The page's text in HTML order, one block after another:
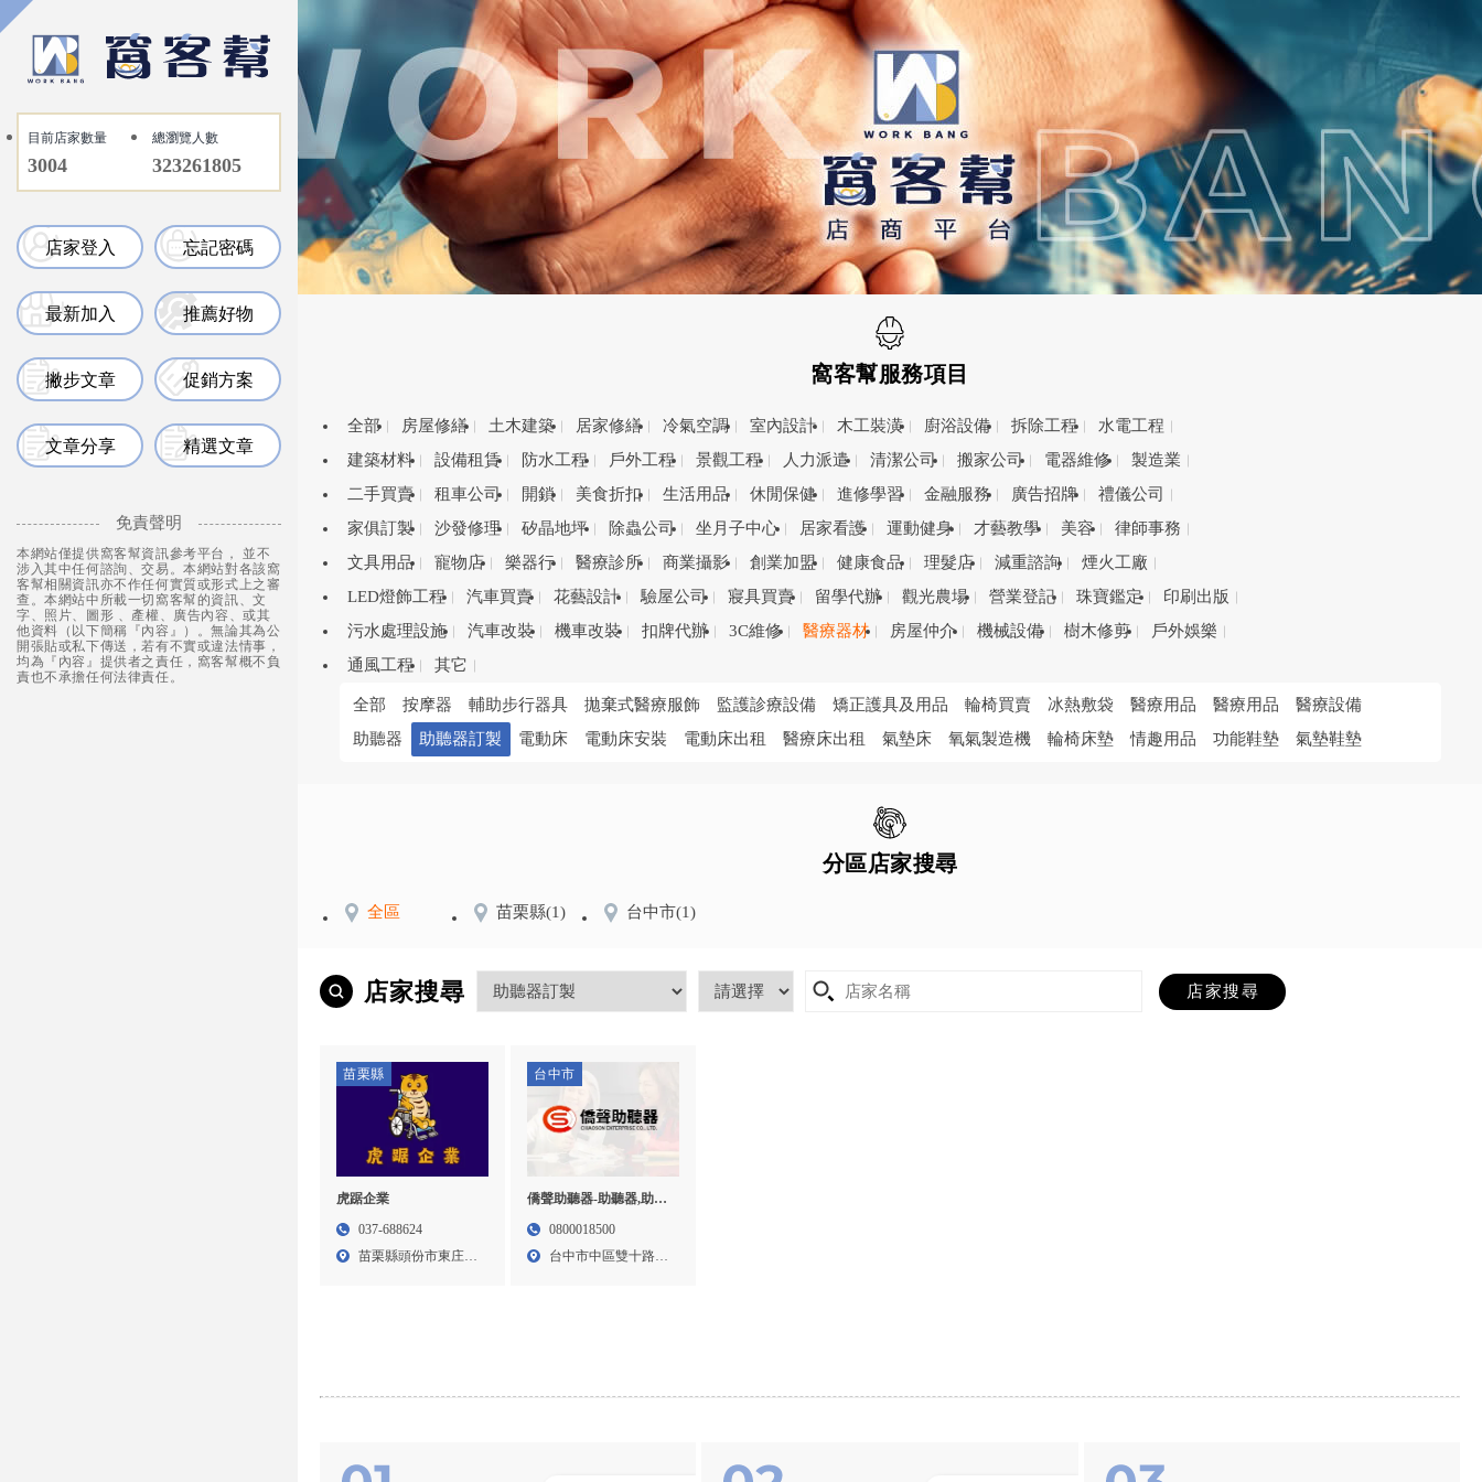
目前店家數量
3004
總瀏覽人數
323261805
店家登入 忘記密碼
最新加入 推薦好物
撇步文章 促銷方案
文章分享 精選文章
免責聲明
本網站僅提供窩客幫資訊參考平台， 並不
涉入其中任何諮詢、交易。本網站對各該窩
客幫相關資訊亦不作任何實質或形式上之審
查。本網站中所載一切窩客幫的資訊、文
字、照片、圖形 、產權、廣告內容、或其
他資料（以下簡稱『內容』）。無論其為公
開張貼或私下傳送，若有不實或違法情事，
均為『內容』提供者之責任，窩客幫概不負
責也不承擔任何法律責任。
窩客幫服務項目
全部 房屋修繕 土木建築 居家修繕 冷氣空調 室內設計 木工裝潢 廚浴設備 拆除工程
水電工程
建築材料
設備租賃 防水工程 戶外工程 景觀工程 人力派遣 清潔公司 搬家公司 電器維修
製造業
二手買賣
租車公司 開鎖 美食折扣 生活用品 休閒保健 進修學習 金融服務 廣告招牌
禮儀公司
家俱訂製
沙發修理 矽晶地坪 除蟲公司 坐月子中心 居家看護 運動健身 才藝教學 美容
律師事務
文具用品
寵物店 樂器行 醫療診所 商業攝影 創業加盟 健康食品 理髮店 減重諮詢
煙火工廠
LED燈飾工程
汽車買賣 花藝設計 驗屋公司 寢具買賣 留學代辦 觀光農場 營業登記 珠寶鑑定
印刷出版
污水處理設施
汽車改裝 機車改裝 扣牌代辦 3C維修 醫療器材 房屋仲介 機械設備 樹木修剪
戶外娛樂
通風工程
其它
全部 按摩器 輔助步行器具 拋棄式醫療服飾 監護診療設備 矯正護具及用品 輪椅買賣 冰熱敷袋 醫療用品 醫療用品
醫療設備
助聽器
助聽器訂製 電動床 電動床安裝 電動床出租 醫療床出租 氣墊床 氧氣製造機 輪椅床墊 情趣用品 功能鞋墊 氣墊鞋墊
分區店家搜尋
全區 苗栗縣(1) 台中市(1)
店家搜尋
苗栗縣
虎踞企業
037-688624
苗栗縣頭份市東庄里
台中市
僑聲助聽器-助聽器,助聽
器訂製,台中助聽器,台中
訂製
0800018500
台中市中區雙十路一